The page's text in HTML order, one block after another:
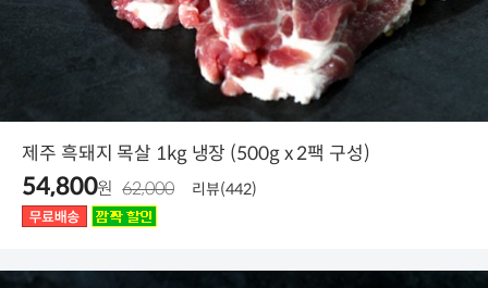
제주 흑돼지 목살 1kg 냉장 (500g x 2팩 구성)
54,800원 62,000 리뷰(442)